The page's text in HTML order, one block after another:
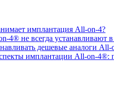
имплантация All-on-4?
4® не всегда устанавливают
дешевые аналоги
имплантации All-on-4®: